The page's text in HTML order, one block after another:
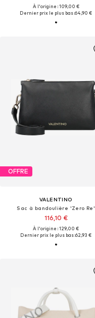
À l'origine : 109,00 €
Dernier prix le plus bas :64,90 €
OFFRE
VALENTINO
Sac à bandoulière 'Zero Re'
116,10 €
À l'origine : 129,00 €
Dernier prix le plus bas :62,93 €